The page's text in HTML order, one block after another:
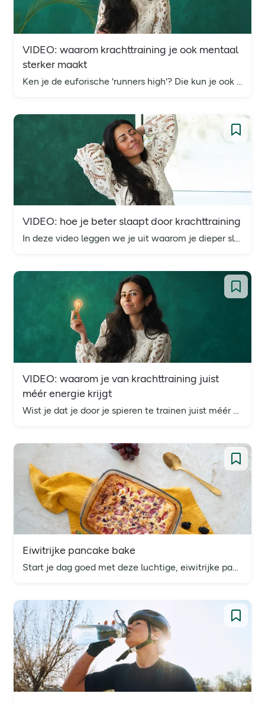
VIDEO: waarom krachttraining je ook mentaal
sterker maakt
VIDEO: hoe je beter slaapt door krachttraining
In deze video leggen we je uit waarom je dieper slaapt door krachttraining, hoe het piekeren remt én waarom timing alles is.
VIDEO: waarom je van krachttraining juist
méér energie krijgt
Eiwitrijke pancake bake
Start je dag goed met deze luchtige, eiwitrijke pancake bake. Dit recept is makkelijk te maken en boordevol eiwitten, perfect als ontbijt of tussendoortje.